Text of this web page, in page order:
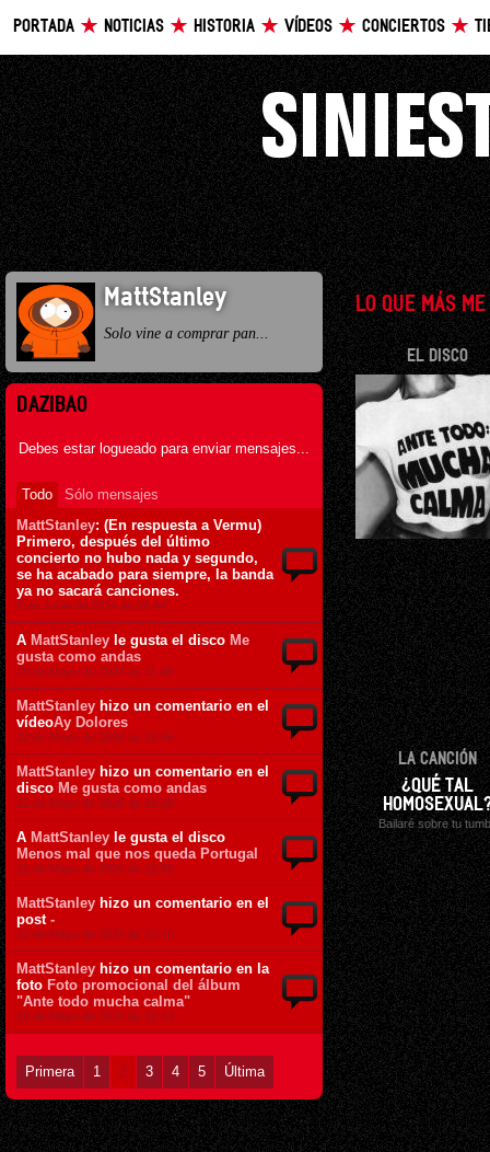
PORTADA NOTICIAS HISTORIA VÍDEOS CONCIERTOS
MattStanley
Solo vine a comprar pan...
DAZIBAO
Debes estar logueado para enviar mensajes...
Todo
Sólo mensajes
MattStanley: (En respuesta a Vermu)
Primero, después del último
concierto no hubo nada y segundo,
se ha acabado para siempre, la banda
ya no sacará canciones.
9 de Junio de 2024 ás 06:44
A MattStanley le gusta el disco Me
gusta como andas
23 de Mayo de 2024 ás 11:48
MattStanley hizo un comentario en el
vídeoAy Dolores
22 de Mayo de 2024 ás 19:46
MattStanley hizo un comentario en el
disco Me gusta como andas
22 de Mayo de 2024 ás 19:28
A MattStanley le gusta el disco
Menos mal que nos queda Portugal
22 de Mayo de 2024 ás 12:56
MattStanley hizo un comentario en el
post -
22 de Mayo de 2024 ás 12:16
MattStanley hizo un comentario en la
foto Foto promocional del álbum
"Ante todo mucha calma"
10 de Mayo de 2024 ás 12:43
Primera 1 2 3 4 5 Última
LO QUE MÁS ME
EL DISCO
LA CANCIÓN
¿QUÉ TAL
Bailaré sobre tu